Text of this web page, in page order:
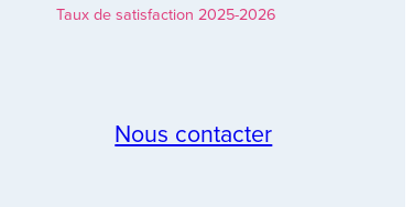
Taux de satisfaction 2025-2026
Nous contacter